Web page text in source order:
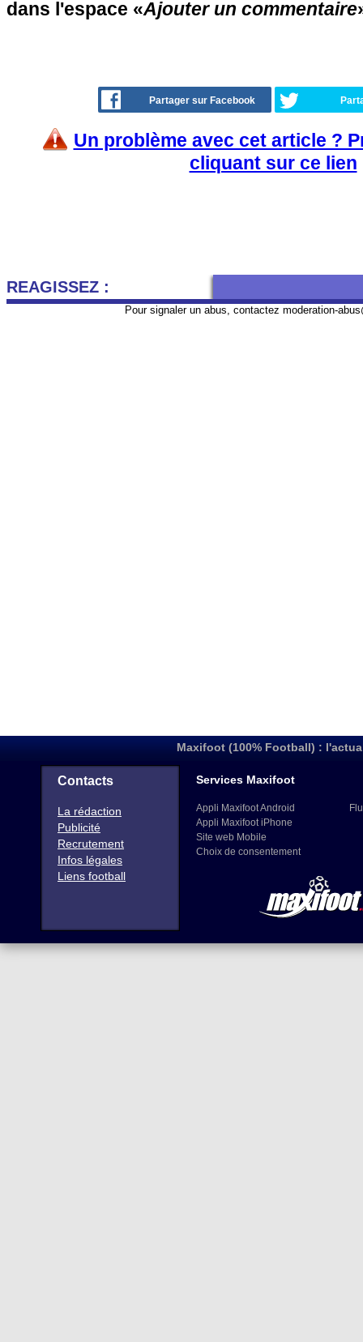
dans l'espace «Ajouter un commentaire
Partager sur Facebook
Un problème avec cet article ?
cliquant sur ce lien
REAGISSEZ :
Pour signaler un abus, contactez moderation-
Maxifoot (100% Football) :
Contacts
La rédaction
Publicité
Recrutement
Infos légales
Liens football
Services Maxifoot
Appli Maxifoot Android
Appli Maxifoot iPhone
Site web Mobile
Choix de consentement